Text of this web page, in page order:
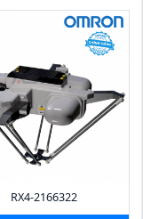
RX4-2166322